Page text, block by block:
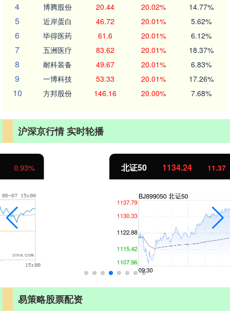
4 博腾股份 20.44 20.02% 14.77%
5 近岸蛋白 46.72 20.01% 5.62%
6 毕得医药 61.6 20.01% 6.12%
7 五洲医疗 83.62 20.01% 18.37%
8 耐科装备 49.67 20.01% 6.83%
9 一博科技 53.33 20.01% 17.26%
10 方邦股份 146.16 20.00% 7.68%
沪深京行情 实时轮播
11.37 1.01%
易策略股票配资